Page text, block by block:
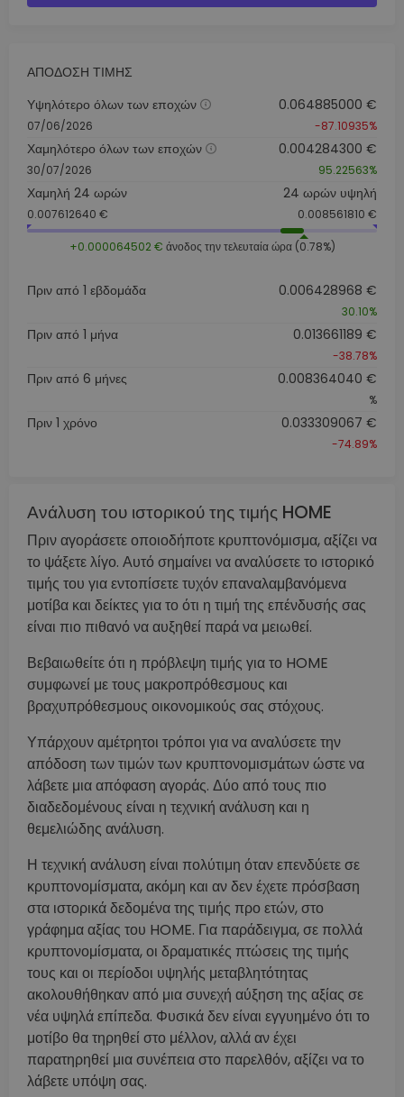
ΑΠΌΔΟΣΗ ΤΙΜΉΣ
Υψηλότερο όλων των εποχών
07/06/2026
0.064885000 €
-87.10935%
Χαμηλότερο όλων των εποχών
30/07/2026
0.004284300 €
95.22563%
Χαμηλή 24 ωρών
0.007612640 €
24 ωρών υψηλή
0.008561810 €
+0.000064502 € άνοδος την τελευταία ώρα (0.78%)
Πριν από 1 εβδομάδα 0.006428968 €
30.10%
Πριν από 1 μήνα 0.013661189 €
-38.78%
Πριν από 6 μήνες 0.008364040 €
%
Πριν 1 χρόνο 0.033309067 €
-74.89%
Ανάλυση του ιστορικού της τιμής HOME
Πριν αγοράσετε οποιοδήποτε κρυπτονόμισμα, αξίζει να
το ψάξετε λίγο. Αυτό σημαίνει να αναλύσετε το ιστορικό
τιμής του για εντοπίσετε τυχόν επαναλαμβανόμενα
μοτίβα και δείκτες για το ότι η τιμή της επένδυσής σας
είναι πιο πιθανό να αυξηθεί παρά να μειωθεί.
Βεβαιωθείτε ότι η πρόβλεψη τιμής για το HOME
συμφωνεί με τους μακροπρόθεσμους και
βραχυπρόθεσμους οικονομικούς σας στόχους.
Υπάρχουν αμέτρητοι τρόποι για να αναλύσετε την
απόδοση των τιμών των κρυπτονομισμάτων ώστε να
λάβετε μια απόφαση αγοράς. Δύο από τους πιο
διαδεδομένους είναι η τεχνική ανάλυση και η
θεμελιώδης ανάλυση.
Η τεχνική ανάλυση είναι πολύτιμη όταν επενδύετε σε
κρυπτονομίσματα, ακόμη και αν δεν έχετε πρόσβαση
στα ιστορικά δεδομένα της τιμής προ ετών, στο
γράφημα αξίας του HOME. Για παράδειγμα, σε πολλά
κρυπτονομίσματα, οι δραματικές πτώσεις της τιμής
τους και οι περίοδοι υψηλής μεταβλητότητας
ακολουθήθηκαν από μια συνεχή αύξηση της αξίας σε
νέα υψηλά επίπεδα. Φυσικά δεν είναι εγγυημένο ότι το
μοτίβο θα τηρηθεί στο μέλλον, αλλά αν έχει
παρατηρηθεί μια συνέπεια στο παρελθόν, αξίζει να το
λάβετε υπόψη σας.